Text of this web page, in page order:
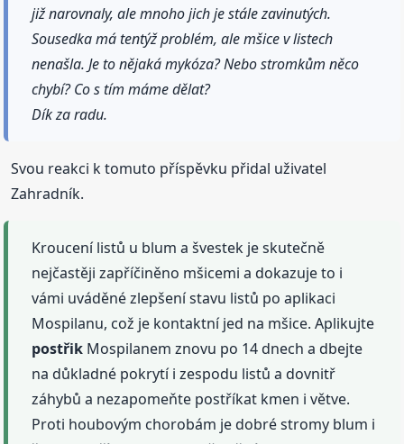
již narovnaly, ale mnoho jich je stále zavinutých.
Sousedka má tentýž problém, ale mšice v listech
nenašla. Je to nějaká mykóza? Nebo stromkům něco
chybí? Co s tím máme dělat?
Dík za radu.
Svou reakci k tomuto příspěvku přidal uživatel
Zahradník.
Kroucení listů u blum a švestek je skutečně
nejčastěji zapříčiněno mšicemi a dokazuje to i
vámi uváděné zlepšení stavu listů po aplikaci
Mospilanu, což je kontaktní jed na mšice. Aplikujte
postřik Mospilanem znovu po 14 dnech a dbejte
na důkladné pokrytí i zespodu listů a dovnitř
záhybů a nezapomeňte postříkat kmen i větve.
Proti houbovým chorobám je dobré stromy blum i